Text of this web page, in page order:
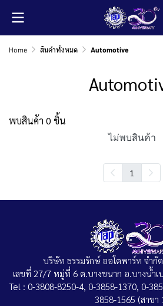
Home สินค้าทั้งหมด Automotive
พบสินค้า 0 ชิ้น
ไม่พบสินค้า
1
บริษัท ธรรมรักษ์ ออโตพาร์ท จำกั
เลขที่ 27/7 หมู่ที่ 6 ต.บางขนาก อ.บางน้ำเป
Tel : 0-3808-8250-4, 0-3858-1370, 0-
3858-1565 (สาขา